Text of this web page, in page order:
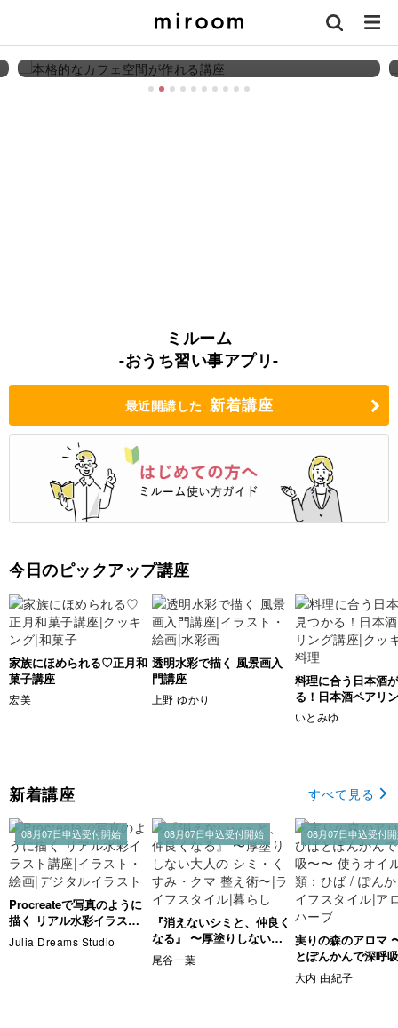
【講座特集】本格的なカフェ空間が作れる講座
ミルーム
-おうち習い事アプリ-
最近開講した 新着講座
今日のピックアップ講座
家族にほめられる♡正月和
菓子講座
宏美
透明水彩で描く 風景画入
門講座
上野 ゆかり
料理に合う日本酒
る！日本酒ペアリ
いとみゆ
新着講座 すべて見る
08月07日申込受付開始
Procreateで写真のように
描く リアル水彩イラスト
講座
Julia Dreams Studio
08月07日申込受付開始
『消えないシミと、仲良く
なる』 〜厚塗りしない大
人の シミ・くすみ・クマ
整え術〜
尾谷一葉
08月07日申込受付
実りの森のアロマ
とぽんかんで深呼
使うオイルの種類
ぽんかん
大内 由紀子